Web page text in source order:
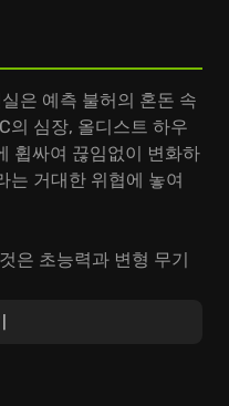
은 예측 불허의 혼돈 속
의 심장, 올디스트 하우
휩싸여 끊임없이 변화하
는 거대한 위협에 놓여
은 초능력과 변형 무기
근원을 밝혀내세요. 주